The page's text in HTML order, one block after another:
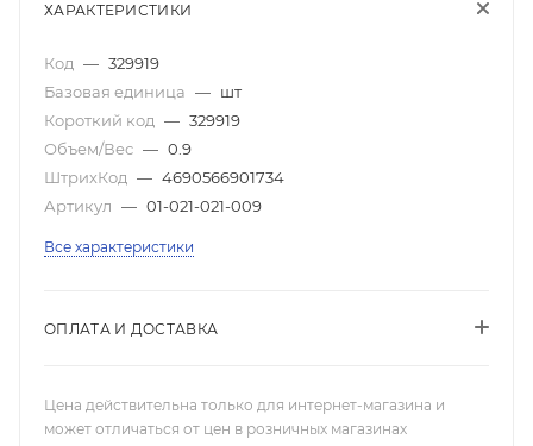
ХАРАКТЕРИСТИКИ
Код — 329919
Базовая единица — шт
Короткий код — 329919
Объем/Вес — 0.9
ШтрихКод — 4690566901734
Артикул — 01-021-021-009
Все характеристики
ОПЛАТА И ДОСТАВКА
Цена действительна только для интернет-магазина и
может отличаться от цен в розничных магазинах